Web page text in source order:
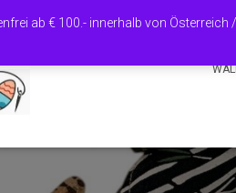
ab € 100.- innerhalb von Österreich